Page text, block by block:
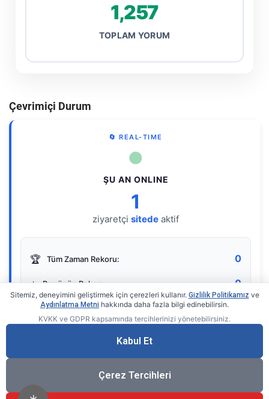
1,257
TOPLAM YORUM
Çevrimiçi Durum
🔄 REAL-TIME
●
ŞU AN ONLINE
1
ziyaretçi sitede aktif
🏆 Tüm Zaman Rekoru: 0
⭐ Bugünün Rekoru: 0
Gerçek zamanlı sayaç
Sitemiz, deneyimini geliştirmek için çerezleri kullanır. Gizlilik Politikamız ve
Aydınlatma Metni hakkında daha fazla bilgi edinebilirsin.
KVKK ve GDPR kapsamında tercihlerinizi yönetebilirsiniz.
Kabul Et
Çerez Tercihleri